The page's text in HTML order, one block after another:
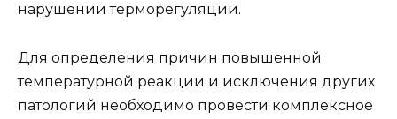
нарушении терморегуляции.
Для определения причин повышенной
температурной реакции и исключения других
патологий необходимо провести комплексное